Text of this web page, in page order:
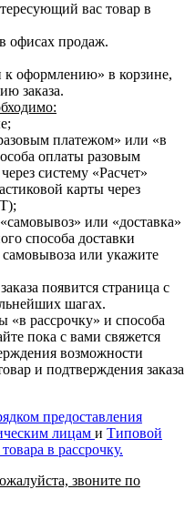
вас товар в
офисах продаж.
оформлению» в корзине,
заказа.
платежом» или «в
оплаты разовым
систему «Расчет»
карты через
или «доставка»
способа доставки
или укажите
появится страница с
шагах.
«в рассрочку» и способа
пока с вами свяжется
возможности
и подтверждения заказа
предоставления
лицам и Типовой
в рассрочку.
звоните по